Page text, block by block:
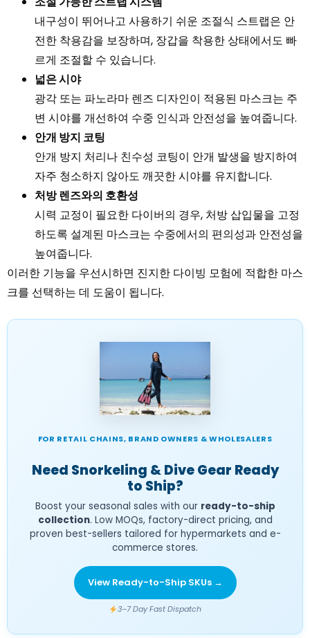
내구성이 뛰어나고 사용하기 쉬운 조절식 스트랩은 안
전한 착용감을 보장하며, 장갑을 착용한 상태에서도 빠
르게 조절할 수 있습니다.
넓은 시야
광각 또는 파노라마 렌즈 디자인이 적용된 마스크는 주
변 시야를 개선하여 수중 인식과 안전성을 높여줍니다.
안개 방지 코팅
안개 방지 처리나 친수성 코팅이 안개 발생을 방지하여
자주 청소하지 않아도 깨끗한 시야를 유지합니다.
처방 렌즈와의 호환성
시력 교정이 필요한 다이버의 경우, 처방 삽입물을 고정
하도록 설계된 마스크는 수중에서의 편의성과 안전성을
높여줍니다.
이러한 기능을 우선시하면 진지한 다이빙 모험에 적합한 마스
크를 선택하는 데 도움이 됩니다.
FOR RETAIL CHAINS, BRAND OWNERS & WHOLESALERS
Need Snorkeling & Dive Gear Ready
to Ship?
Boost your seasonal sales with our ready-to-ship
collection. Low MOQs, factory-direct pricing, and
proven best-sellers tailored for hypermarkets and e-
commerce stores.
View Ready-to-Ship SKUs →
3–7 Day Fast Dispatch